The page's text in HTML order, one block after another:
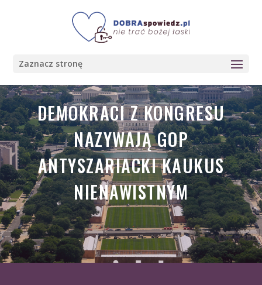
Zaznacz stronę
DEMOKRACI Z KONGRESU
NAZYWAJĄ GOP
ANTYSZARIACKI KAUKUS
NIENAWISTNYM